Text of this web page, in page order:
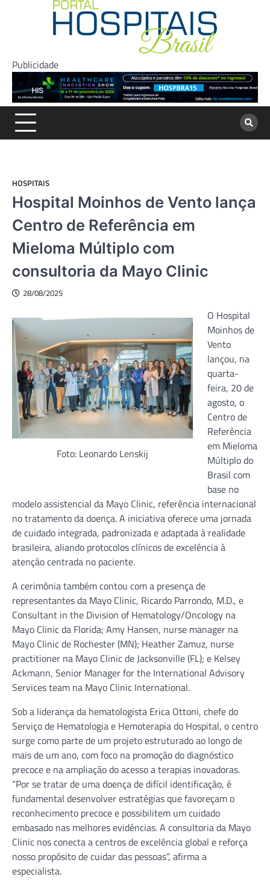
Publicidade
HOSPITAIS
Hospital Moinhos de Vento lança
Centro de Referência em
Mieloma Múltiplo com
consultoria da Mayo Clinic
28/08/2025
Foto: Leonardo Lenskij
O Hospital
Moinhos de
Vento
lançou, na
quarta-
feira, 20 de
agosto, o
Centro de
Referência
em Mieloma
Múltiplo do
Brasil com
base no
modelo assistencial da Mayo Clinic, referência internacional
no tratamento da doença. A iniciativa oferece uma jornada
de cuidado integrada, padronizada e adaptada à realidade
brasileira, aliando protocolos clínicos de excelência à
atenção centrada no paciente.
A cerimônia também contou com a presença de
representantes da Mayo Clinic, Ricardo Parrondo, M.D., e
Consultant in the Division of Hematology/Oncology na
Mayo Clinic da Florida; Amy Hansen, nurse manager na
Mayo Clinic de Rochester (MN); Heather Zamuz, nurse
practitioner na Mayo Clinic de Jacksonville (FL); e Kelsey
Ackmann, Senior Manager for the International Advisory
Services team na Mayo Clinic International.
Sob a liderança da hematologista Erica Ottoni, chefe do
Serviço de Hematologia e Hemoterapia do Hospital, o centro
surge como parte de um projeto estruturado ao longo de
mais de um ano, com foco na promoção do diagnóstico
precoce e na ampliação do acesso a terapias inovadoras.
“Por se tratar de uma doença de difícil identificação, é
fundamental desenvolver estratégias que favoreçam o
reconhecimento precoce e possibilitem um cuidado
embasado nas melhores evidências. A consultoria da Mayo
Clinic nos conecta a centros de excelência global e reforça
nosso propósito de cuidar das pessoas”, afirma a
especialista.